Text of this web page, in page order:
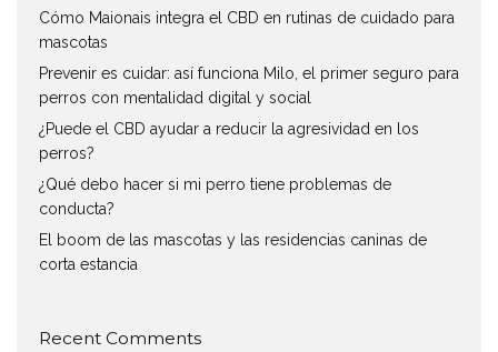
Cómo Maionais integra el CBD en rutinas de cuidado para
mascotas
Prevenir es cuidar: así funciona Milo, el primer seguro para
perros con mentalidad digital y social
¿Puede el CBD ayudar a reducir la agresividad en los
perros?
¿Qué debo hacer si mi perro tiene problemas de
conducta?
El boom de las mascotas y las residencias caninas de
corta estancia
Recent Comments